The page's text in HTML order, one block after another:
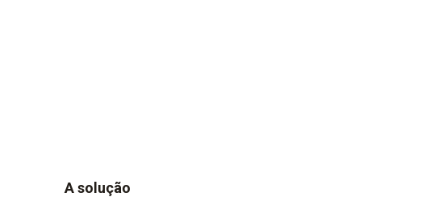
A solução